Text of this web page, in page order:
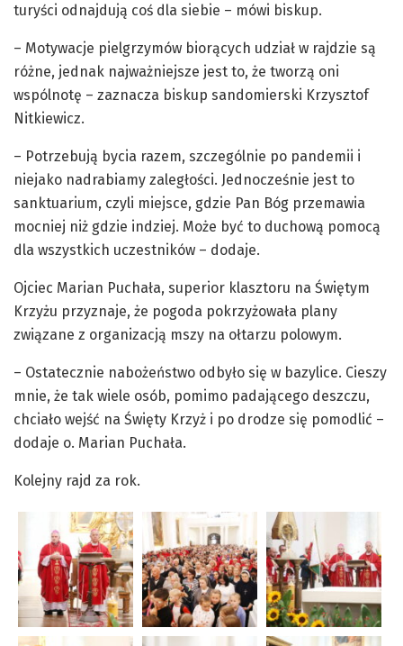
turyści odnajdują coś dla siebie – mówi biskup.
– Motywacje pielgrzymów biorących udział w rajdzie są
różne, jednak najważniejsze jest to, że tworzą oni
wspólnotę – zaznacza biskup sandomierski Krzysztof
Nitkiewicz.
– Potrzebują bycia razem, szczególnie po pandemii i
niejako nadrabiamy zaległości. Jednocześnie jest to
sanktuarium, czyli miejsce, gdzie Pan Bóg przemawia
mocniej niż gdzie indziej. Może być to duchową pomocą
dla wszystkich uczestników – dodaje.
Ojciec Marian Puchała, superior klasztoru na Świętym
Krzyżu przyznaje, że pogoda pokrzyżowała plany
związane z organizacją mszy na ołtarzu polowym.
– Ostatecznie nabożeństwo odbyło się w bazylice. Cieszy
mnie, że tak wiele osób, pomimo padającego deszczu,
chciało wejść na Święty Krzyż i po drodze się pomodlić –
dodaje o. Marian Puchała.
Kolejny rajd za rok.